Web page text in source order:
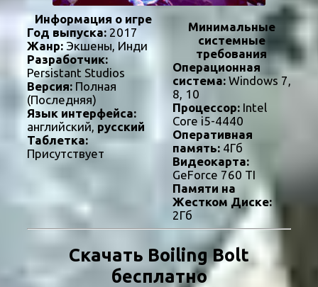
Информация о игре
Год выпуска: 2017
Жанр: Экшены, Инди
Разработчик:
Persistant Studios
Версия: Полная
(Последняя)
Язык интерфейса:
английский, русский
Таблетка:
Присутствует
Минимальные
системные
требования
Операционная
система:Windows 7,
8, 10
Процессор:Intel
Core i5-4440
Оперативная
память:4Гб
Видеокарта:
GeForce 760 TI
Памяти на
Жестком Диске:
2Гб
Скачать Boiling Bolt
бесплатно